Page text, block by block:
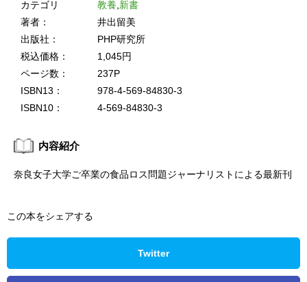
カテゴリ 教養 新書
著者：
井出留美
出版社：
PHP研究所
税込価格：
1,045円
ページ数：
237P
ISBN13：
978-4-569-84830-3
ISBN10：
4-569-84830-3
内容紹介
奈良女子大学ご卒業の食品ロス問題ジャーナリストによる最新刊
この本をシェアする
Twitter